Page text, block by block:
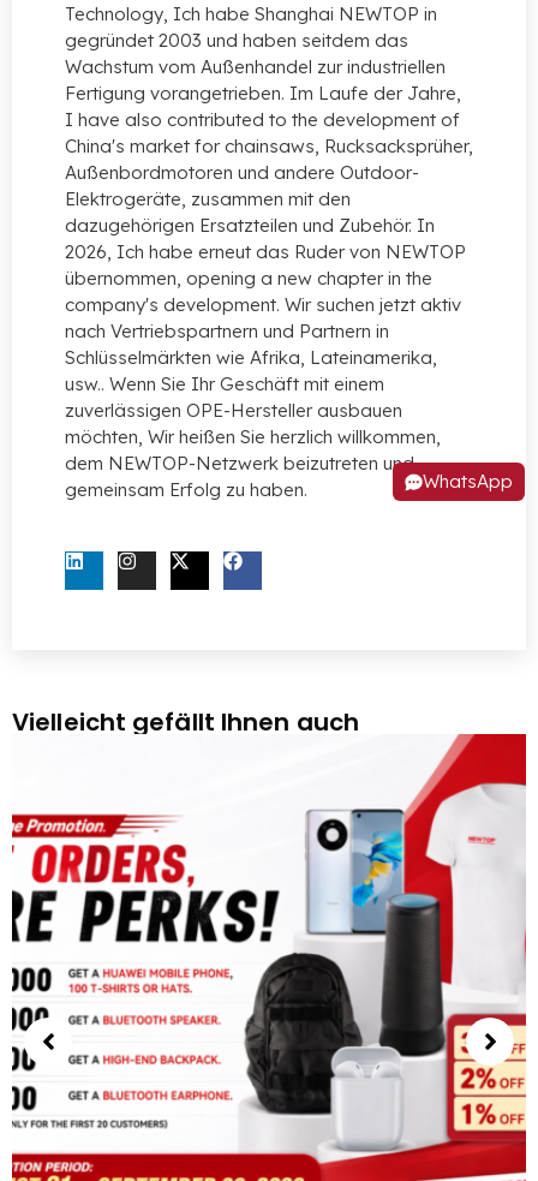
Technology, Ich habe Shanghai NEWTOP in
gegründet 2003 und haben seitdem das
Wachstum vom Außenhandel zur industriellen
Fertigung vorangetrieben. Im Laufe der Jahre,
I have also contributed to the development of
China's market for chainsaws, Rucksacksprüher,
Außenbordmotoren und andere Outdoor-
Elektrogeräte, zusammen mit den
dazugehörigen Ersatzteilen und Zubehör. In
2026, Ich habe erneut das Ruder von NEWTOP
übernommen, opening a new chapter in the
company's development. Wir suchen jetzt aktiv
nach Vertriebspartnern und Partnern in
Schlüsselmärkten wie Afrika, Lateinamerika,
usw.. Wenn Sie Ihr Geschäft mit einem
zuverlässigen OPE-Hersteller ausbauen
möchten, Wir heißen Sie herzlich willkommen,
dem NEWTOP-Netzwerk beizutreten und
gemeinsam Erfolg zu haben.
Vielleicht gefällt Ihnen auch
WhatsApp